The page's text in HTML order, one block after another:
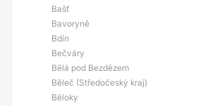
Bašť
Bavoryně
Bdín
Bečváry
Bělá pod Bezdězem
Běleč (Středočeský kraj)
Běloky